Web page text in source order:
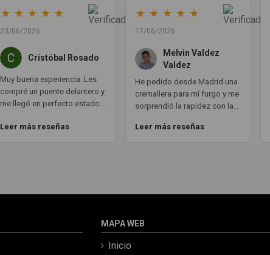
★ ★ ★ ★ ★
23/06/2026
Cristóbal Rosado
Muy buena experiencia. Les
compré un puente delantero y
me llegó en perfecto estado,
comunicación por WhatsApp
Leer más reseñas
★ ★ ★ ★ ★
17/06/2026
Melvin Valdez
Valdez
He pedido desde Madrid una
cremallera para mí furgo y me
sorprendió la rapidez con la
además de que pocas veces
correcta y bien embalada,
Leer más reseñas
MAPA WEB
Inicio